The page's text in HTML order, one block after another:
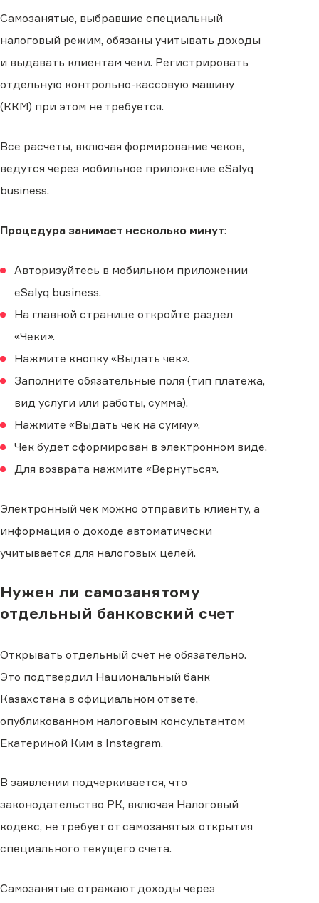
Самозанятые, выбравшие специальный
налоговый режим, обязаны учитывать доходы
и выдавать клиентам чеки. Регистрировать
отдельную контрольно-кассовую машину
(ККМ) при этом не требуется.
Все расчеты, включая формирование чеков,
ведутся через мобильное приложение eSalyq
business.
Процедура занимает несколько минут:
Авторизуйтесь в мобильном приложении
eSalyq business.
На главной странице откройте раздел
«Чеки».
Нажмите кнопку «Выдать чек».
Заполните обязательные поля (тип платежа,
вид услуги или работы, сумма).
Нажмите «Выдать чек на сумму».
Чек будет сформирован в электронном виде.
Для возврата нажмите «Вернуться».
Электронный чек можно отправить клиенту, а
информация о доходе автоматически
учитывается для налоговых целей.
Нужен ли самозанятому
отдельный банковский счет
Открывать отдельный счет не обязательно.
Это подтвердил Национальный банк
Казахстана в официальном ответе,
опубликованном налоговым консультантом
Екатериной Ким в Instagram.
В заявлении подчеркивается, что
законодательство РК, включая Налоговый
кодекс, не требует от самозанятых открытия
специального текущего счета.
Самозанятые отражают доходы через